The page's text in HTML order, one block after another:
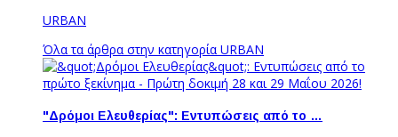
URBAN
Όλα τα άρθρα στην κατηγορία URBAN
"Δρόμοι Ελευθερίας": Εντυπώσεις από το …